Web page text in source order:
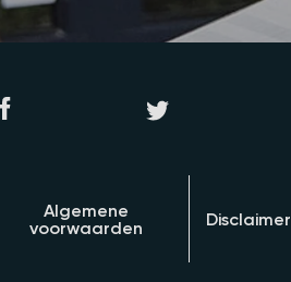
Algemene
voorwaarden
Disclaimer